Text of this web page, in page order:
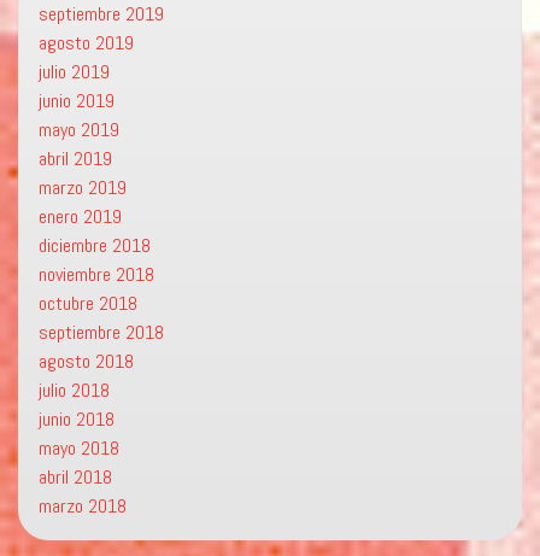
septiembre 2019
agosto 2019
julio 2019
junio 2019
mayo 2019
abril 2019
marzo 2019
enero 2019
diciembre 2018
noviembre 2018
octubre 2018
septiembre 2018
agosto 2018
julio 2018
junio 2018
mayo 2018
abril 2018
marzo 2018